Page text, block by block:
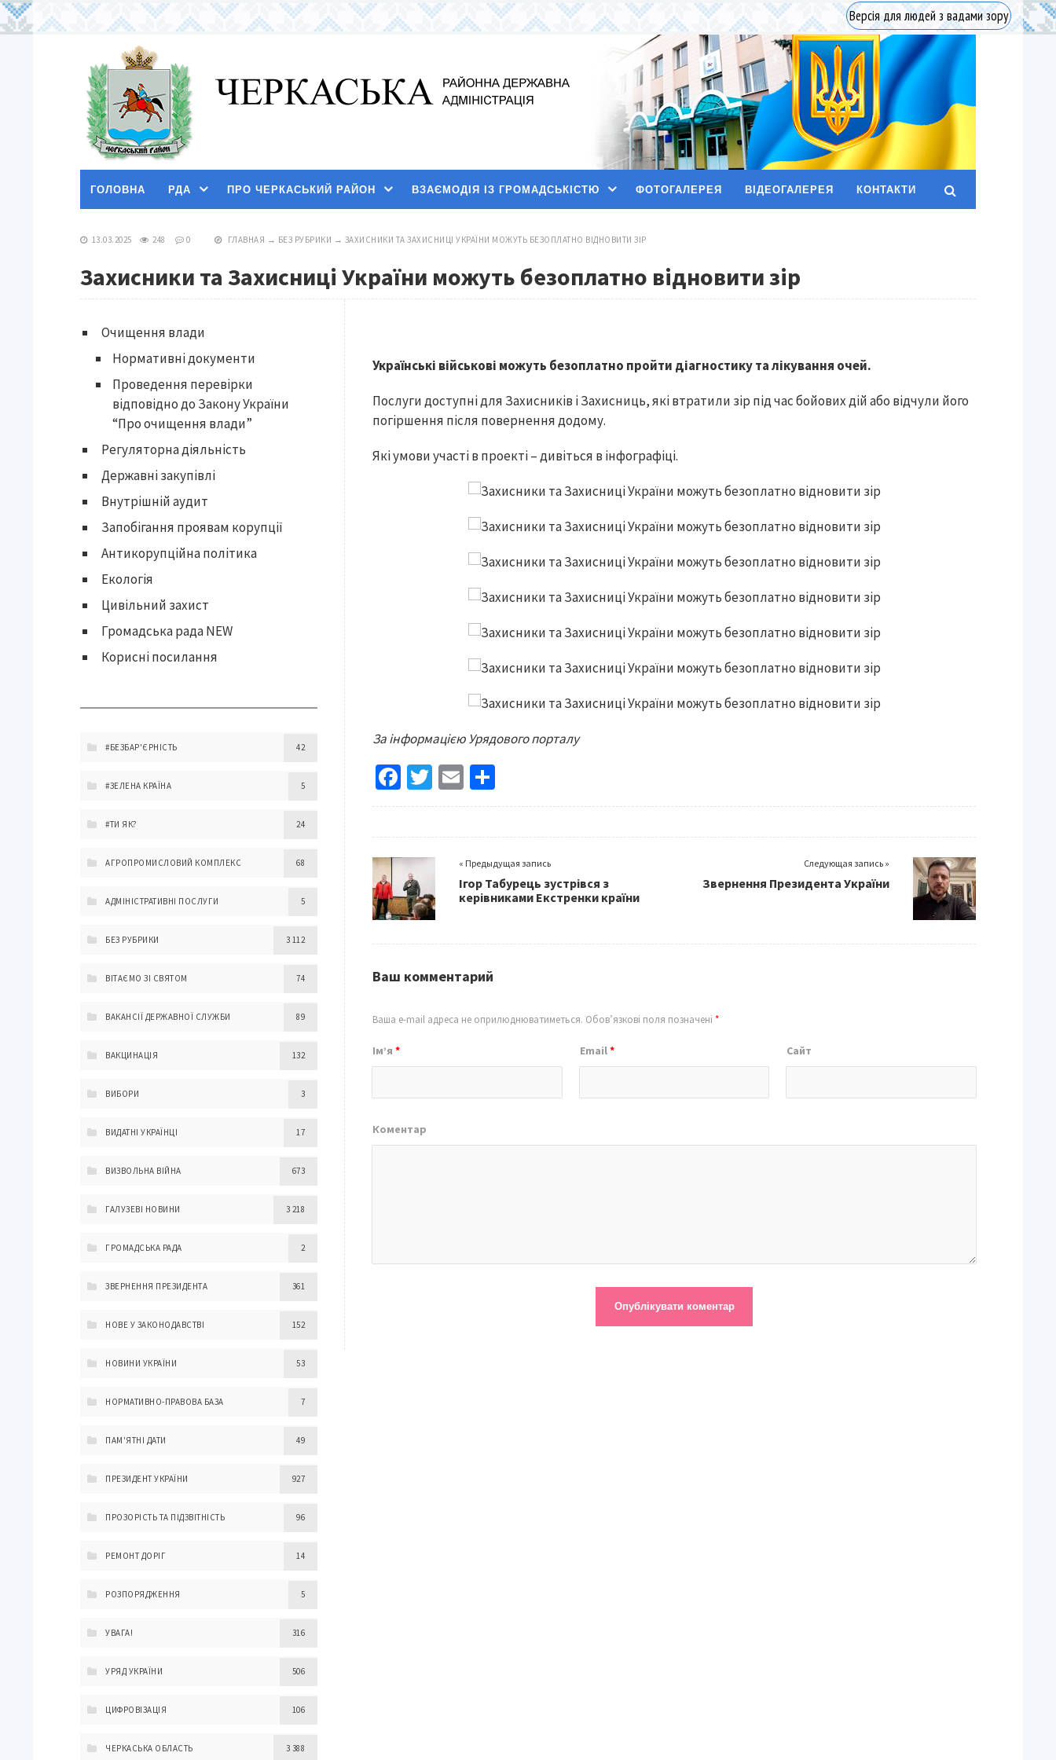
Версія для людей з вадами зору
ГОЛОВНА РДА ПРО ЧЕРКАСЬКИЙ РАЙОН ВЗАЄМОДІЯ ІЗ ГРОМАДСЬКІСТЮ ФОТОГАЛЕРЕЯ ВІДЕОГАЛЕРЕЯ КОНТАКТИ
13.03.2025 248 0 ГЛАВНАЯ → БЕЗ РУБРИКИ → ЗАХИСНИКИ ТА ЗАХИСНИЦІ УКРАЇНИ МОЖУТЬ БЕЗОПЛАТНО ВІДНОВИТИ ЗІР
Захисники та Захисниці України можуть безоплатно відновити зір
Українські військові можуть безоплатно пройти діагностику та лікування очей.
Послуги доступні для Захисників і Захисниць, які втратили зір під час бойових дій або відчули його
погіршення після повернення додому.
Які умови участі в проекті – дивіться в інфографіці.
За інформацією Урядового порталу
Fa
ce
o
o
k
T
wi
er
E
m
l
h
« Предыдущая запись
Ігор Табурець зустрівся з
керівниками Екстренки країни
Следующая запись »
Звернення Президента України
Ваш комментарий
Ваша e-mail адреса не оприлюднюватиметься. Обов’язкові поля позначені*
Ім’я* Email* Сайт
Коментар
Очищення влади
Нормативні документи
Проведення перевірки
відповідно до Закону України
“Про очищення влади”
Регуляторна діяльність
Державні закупівлі
Внутрішній аудит
Запобігання проявам корупції
Антикорупційна політика
Екологія
Цивільний захист
Громадська рада NEW
Корисні посилання
#БЕЗБАР'ЄРНІСТЬ 42
#ЗЕЛЕНА КРАЇНА 5
#ТИ ЯК? 24
АГРОПРОМИСЛОВИЙ КОМПЛЕКС 68
АДМІНІСТРАТИВНІ ПОСЛУГИ 5
БЕЗ РУБРИКИ 3 112
ВІТАЄМО ЗІ СВЯТОМ 74
ВАКАНСІЇ ДЕРЖАВНОЇ СЛУЖБИ 89
ВАКЦИНАЦІЯ 132
ВИБОРИ 3
ВИДАТНІ УКРАЇНЦІ 17
ВИЗВОЛЬНА ВІЙНА 673
ГАЛУЗЕВІ НОВИНИ 3 218
ГРОМАДСЬКА РАДА 2
ЗВЕРНЕННЯ ПРЕЗИДЕНТА 361
НОВЕ У ЗАКОНОДАВСТВІ 152
НОВИНИ УКРАЇНИ 53
НОРМАТИВНО-ПРАВОВА БАЗА 7
ПАМ'ЯТНІ ДАТИ 49
ПРЕЗИДЕНТ УКРАЇНИ 927
ПРОЗОРІСТЬ ТА ПІДЗВІТНІСТЬ 96
РЕМОНТ ДОРІГ 14
РОЗПОРЯДЖЕННЯ 5
УВАГА! 316
УРЯД УКРАЇНИ 506
ЦИФРОВІЗАЦІЯ 106
ЧЕРКАСЬКА ОБЛАСТЬ 3 388